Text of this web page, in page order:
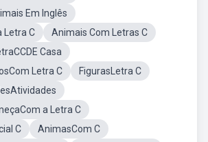
Em Inglês
Letra C
Animais Com Letras C
Casa
Letra C
FigurasLetra C
a Letra C
C
AnimasCom C